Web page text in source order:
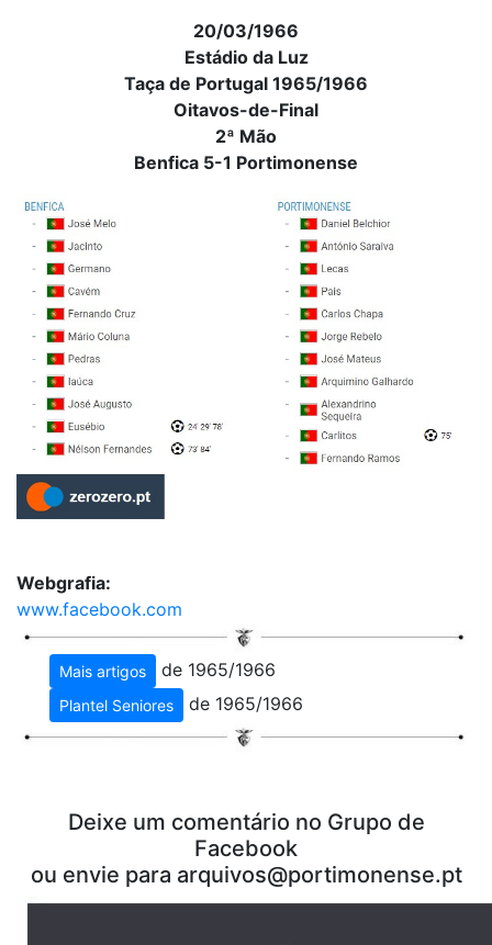
20/03/1966
Estádio da Luz
Taça de Portugal 1965/1966
Oitavos-de-Final
2ª Mão
Benfica 5-1 Portimonense
Webgrafia:
www.facebook.com
Mais artigos de 1965/1966
Plantel Seniores de 1965/1966
Deixe um comentário no Grupo de
Facebook
ou envie para arquivos@portimonense.pt